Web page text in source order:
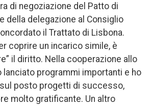
di negoziazione del Patto di
della delegazione al Consiglio
il Trattato di Lisbona.
coprire un incarico simile, è
il diritto. Nella cooperazione allo
lanciato programmi importanti e ho
posto progetti di successo,
molto gratificante. Un altro